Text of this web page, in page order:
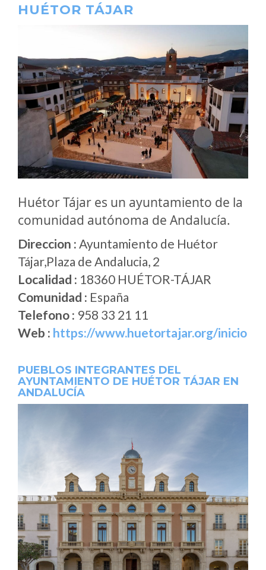
HUÉTOR TÁJAR
Huétor Tájar es un ayuntamiento de la
comunidad autónoma de Andalucía.
Direccion : Ayuntamiento de Huétor
Tájar,Plaza de Andalucia, 2
Localidad : 18360 HUÉTOR-TÁJAR
Comunidad : España
Telefono : 958 33 21 11
Web : https://www.huetortajar.org/inicio
PUEBLOS INTEGRANTES DEL
AYUNTAMIENTO DE HUÉTOR TÁJAR EN
ANDALUCÍA